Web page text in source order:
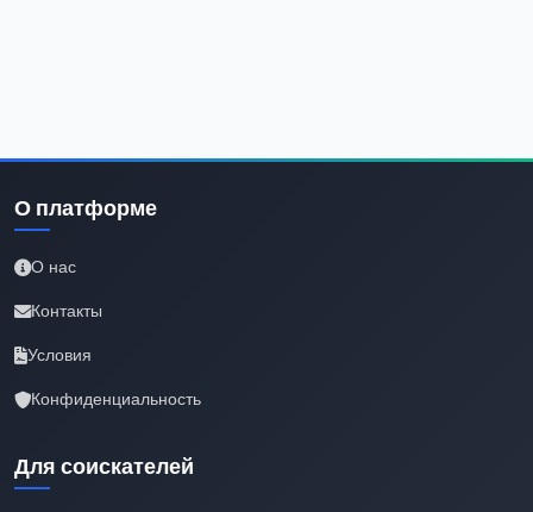
О платформе
О нас
Контакты
Условия
Конфиденциальность
Для соискателей